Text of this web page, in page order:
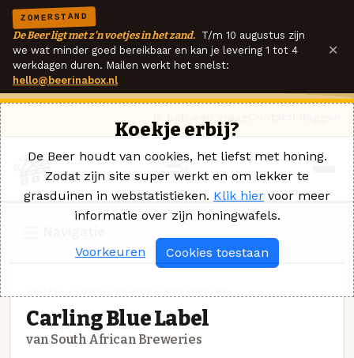
ZOMERSTAND
De Beer ligt met z'n voetjes in het zand. T/m 10 augustus zijn
we wat minder goed bereikbaar en kan je levering 1 tot 4
werkdagen duren. Mailen werkt het snelst:
hello@beerinabox.nl
×
Carling Blue Label
van South African Breweries
Koekje erbij?
De Beer houdt van cookies, het liefst met honing.
Zodat zijn site super werkt en om lekker te
grasduinen in webstatistieken. Klik hier voor meer
informatie over zijn honingwafels.
Voorkeuren Cookies toestaan